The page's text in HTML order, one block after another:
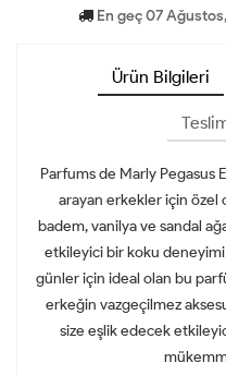
En geç 07
Ürün Bilgileri
Parfums de Marly Pegasus
arayan erkekler için özel
badem, vanilya ve sandal
etkileyici bir koku deneyimi
günler için ideal olan bu
erkeğin vazgeçilmez
size eşlik edecek